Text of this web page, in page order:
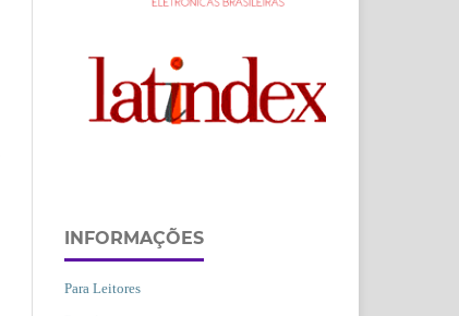
INFORMAÇÕES
Para Leitores